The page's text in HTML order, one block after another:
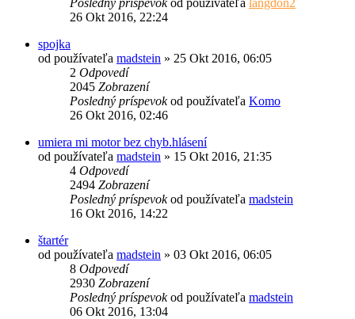
26 Okt 2016, 22:24
spojka
od používateľa madstein » 25 Okt 2016, 06:05
2 Odpovedí
2045 Zobrazení
Posledný príspevokod používateľa Komo
26 Okt 2016, 02:46
umiera mi motor bez chyb.hlásení
od používateľa madstein » 15 Okt 2016, 21:35
4 Odpovedí
2494 Zobrazení
Posledný príspevokod používateľa madstein
16 Okt 2016, 14:22
štartér
od používateľa madstein » 03 Okt 2016, 06:05
8 Odpovedí
2930 Zobrazení
Posledný príspevokod používateľa madstein
06 Okt 2016, 13:04